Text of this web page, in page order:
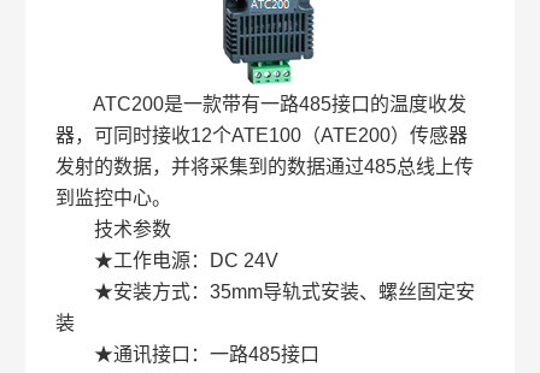
ATC200是一款带有一路485接口的温度收发
器，可同时接收12个ATE100（ATE200）传感器
发射的数据，并将采集到的数据通过485总线上传
到监控中心。
技术参数
★工作电源：DC 24V
★安装方式：35mm导轨式安装、螺丝固定安
装
★通讯接口：一路485接口